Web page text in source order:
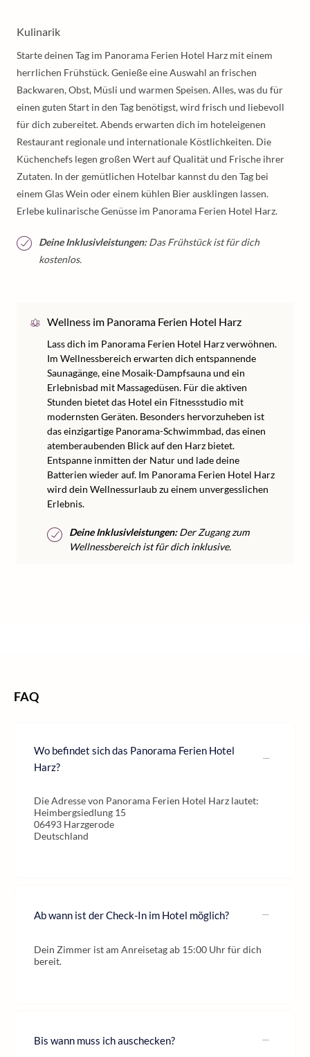
Kulinarik
Starte deinen Tag im Panorama Ferien Hotel Harz mit einem
herrlichen Frühstück. Genieße eine Auswahl an frischen
Backwaren, Obst, Müsli und warmen Speisen. Alles, was du für
einen guten Start in den Tag benötigst, wird frisch und liebevoll
für dich zubereitet. Abends erwarten dich im hoteleigenen
Restaurant regionale und internationale Köstlichkeiten. Die
Küchenchefs legen großen Wert auf Qualität und Frische ihrer
Zutaten. In der gemütlichen Hotelbar kannst du den Tag bei
einem Glas Wein oder einem kühlen Bier ausklingen lassen.
Erlebe kulinarische Genüsse im Panorama Ferien Hotel Harz.
Deine Inklusivleistungen:Das Frühstück ist für dich
kostenlos.
Wellness im Panorama Ferien Hotel Harz
Lass dich im Panorama Ferien Hotel Harz verwöhnen.
Im Wellnessbereich erwarten dich entspannende
Saunagänge, eine Mosaik-Dampfsauna und ein
Erlebnisbad mit Massagedüsen. Für die aktiven
Stunden bietet das Hotel ein Fitnessstudio mit
modernsten Geräten. Besonders hervorzuheben ist
das einzigartige Panorama-Schwimmbad, das einen
atemberaubenden Blick auf den Harz bietet.
Entspanne inmitten der Natur und lade deine
Batterien wieder auf. Im Panorama Ferien Hotel Harz
wird dein Wellnessurlaub zu einem unvergesslichen
Erlebnis.
Deine Inklusivleistungen:Der Zugang zum
Wellnessbereich ist für dich inklusive.
FAQ
Wo befindet sich das Panorama Ferien Hotel
Harz?
Die Adresse von Panorama Ferien Hotel Harz lautet:
Heimbergsiedlung 15
06493 Harzgerode
Deutschland
Ab wann ist der Check-In im Hotel möglich?
Dein Zimmer ist am Anreisetag ab 15:00 Uhr für dich
bereit.
Bis wann muss ich auschecken?